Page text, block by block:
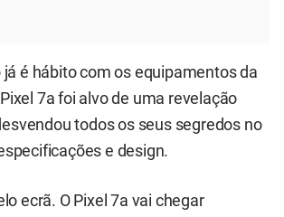
é hábito com os equipamentos da
7a foi alvo de uma revelação
todos os seus segredos no
e design.
ecrã. O Pixel 7a vai chegar